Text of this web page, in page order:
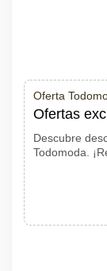
Oferta
Ofertas
Descubre
Todomoda.